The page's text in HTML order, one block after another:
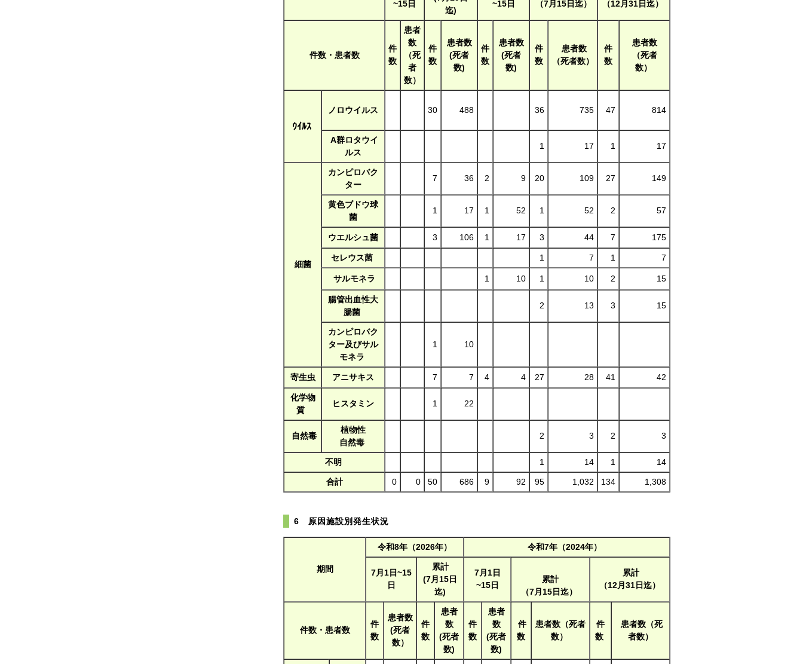
~15日
迄)
~15日
（7月15日迄）
（12月31日迄）
件数・患者数
件
数
患者
数
（死
者
数）
件
数
患者数
(死者
数)
件
数
患者数
(死者
数)
件
数
患者数
（死者数）
件
数
患者数
（死者
数）
ｳｲﾙｽ
ノロウイルス 30 488 36 735 47 814
A群ロタウイ
ルス
1 17 1 17
細菌
カンピロバク
ター
7 36 2 9 20 109 27 149
黄色ブドウ球
菌
1 17 1 52 1 52 2 57
ウエルシュ菌 3 106 1 17 3 44 7 175
セレウス菌 1 7 1 7
サルモネラ 1 10 1 10 2 15
腸管出血性大
腸菌
2 13 3 15
カンピロバク
ター及びサル
モネラ
1 10
寄生虫 アニサキス 7 7 4 4 27 28 41 42
化学物
質
ヒスタミン 1 22
自然毒
植物性
自然毒
2 3 2 3
不明 1 14 1 14
合計 0 0 50 686 9 92 95 1,032 134 1,308
6 原因施設別発生状況
期間
令和8年（2026年） 令和7年（2024年）
7月1日~15
日
累計
(7月15日
迄)
7月1日
~15日
累計
（7月15日迄）
累計
（12月31日迄）
件数・患者数
件
数
患者数
(死者
数）
件
数
患者
数
(死者
数)
件
数
患者
数
(死者
数)
件
数
患者数（死者
数）
件
数
患者数（死
者数）